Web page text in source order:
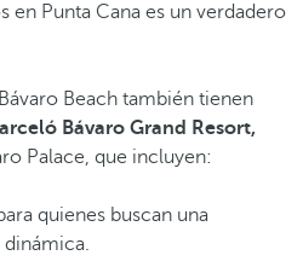
en Punta Cana es un verdadero
Beach también tienen
Bávaro Grand Resort,
Palace, que incluyen:
quienes buscan una